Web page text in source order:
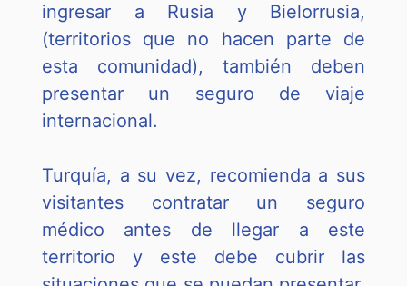
ingresar a Rusia y Bielorrusia,
(territorios que no hacen parte de
esta comunidad), también deben
presentar un seguro de viaje
internacional.
Turquía, a su vez, recomienda a sus
visitantes contratar un seguro
médico antes de llegar a este
territorio y este debe cubrir las